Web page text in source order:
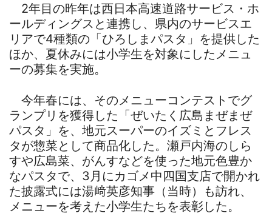
2年目の昨年は西日本高速道路サービス・ホ
ールディングスと連携し、県内のサービスエ
リアで4種類の「ひろしまパスタ」を提供した
ほか、夏休みには小学生を対象にしたメニュ
ーの募集を実施。
今年春には、そのメニューコンテストでグ
ランプリを獲得した「ぜいたく広島まぜまぜ
パスタ」を、地元スーパーのイズミとフレス
タが惣菜として商品化した。瀬戸内海のしら
すや広島菜、がんすなどを使った地元色豊か
なパスタで、3月にカゴメ中四国支店で開かれ
た披露式には湯﨑英彦知事（当時）も訪れ、
メニューを考えた小学生たちを表彰した。